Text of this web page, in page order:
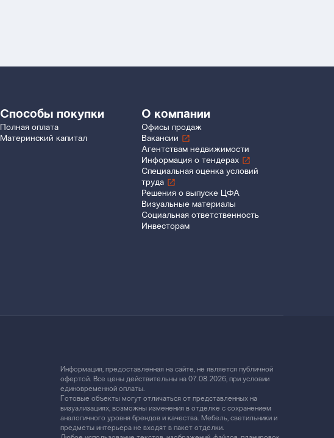
Способы покупки
Полная оплата
Материнский капитал
О компании
Офисы продаж
Вакансии
Агентствам недвижимости
Информация о тендерах
Специальная оценка условий
труда
Решения о выпуске ЦФА
Визуальные материалы
Социальная ответственность
Инвесторам
Информация, предоставленная на сайте, не является публичной
офертой. Все цены действительны на 07.08.2026, при условии
единовременной оплаты.
Готовые объекты могут отличаться от представленных на
визуализациях, возможны изменения в отделке с сохранением
аналогичного уровня брендов и качества. Мебель, светильники и
предметы интерьера не входят в пакет отделки.